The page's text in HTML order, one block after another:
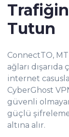
Tutun
ConnectTO,
ağları dışarıda
internet
CyberGhost
güvenli
güçlü
altına alır.